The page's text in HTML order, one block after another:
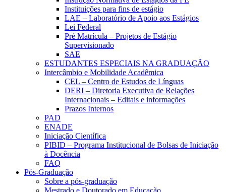
Instituições para fins de estágio
LAE – Laboratório de Apoio aos Estágios
Lei Federal
Pré Matrícula – Projetos de Estágio
Supervisionado
SAE
ESTUDANTES ESPECIAIS NA GRADUAÇÃO
Intercâmbio e Mobilidade Acadêmica
CEL – Centro de Estudos de Línguas
DERI – Diretoria Executiva de Relações
Internacionais – Editais e informações
Prazos Internos
PAD
ENADE
Iniciação Científica
PIBID – Programa Institucional de Bolsas de Iniciação
à Docência
FAQ
Pós-Graduação
Sobre a pós-graduação
Mestrado e Doutorado em Educação